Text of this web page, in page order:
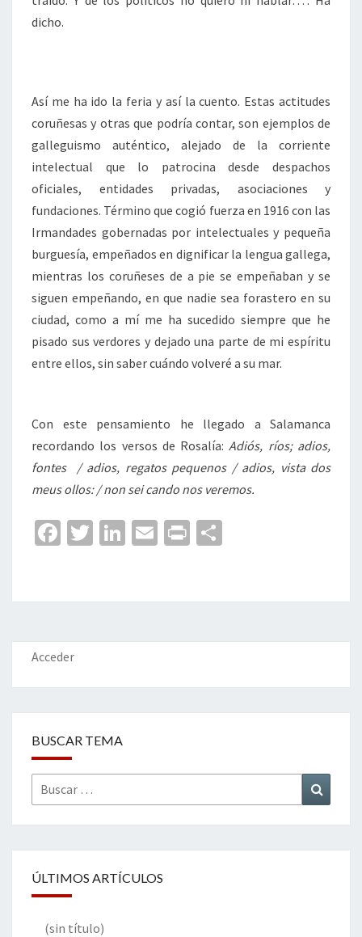
dicho.
Así me ha ido la feria y así la cuento. Estas actitudes
coruñesas y otras que podría contar, son ejemplos de
galleguismo auténtico, alejado de la corriente
intelectual que lo patrocina desde despachos
oficiales, entidades privadas, asociaciones y
fundaciones. Término que cogió fuerza en 1916 con las
Irmandades gobernadas por intelectuales y pequeña
burguesía, empeñados en dignificar la lengua gallega,
mientras los coruñeses de a pie se empeñaban y se
siguen empeñando, en que nadie sea forastero en su
ciudad, como a mí me ha sucedido siempre que he
pisado sus verdores y dejado una parte de mi espíritu
entre ellos, sin saber cuándo volveré a su mar.
Con este pensamiento he llegado a Salamanca
recordando los versos de Rosalía:Adiós, ríos; adios,
fontes / adios, regatos pequenos / adios, vista dos
meus ollos: / non sei cando nos veremos.
Fa
o
o
k
T
er
Li
dI
n
E
l
Pr
p
ar
Acceder
BUSCAR TEMA
Buscar
por:
ÚLTIMOS ARTÍCULOS
(sin título)